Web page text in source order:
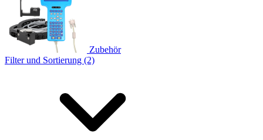
Zubehör
Filter und Sortierung (2)